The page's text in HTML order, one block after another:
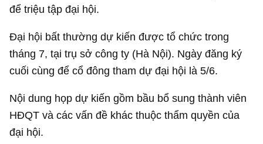
để triệu tập đại hội.
Đại hội bất thường dự kiến được tổ chức trong
tháng 7, tại trụ sở công ty (Hà Nội). Ngày đăng ký
cuối cùng để cổ đông tham dự đại hội là 5/6.
Nội dung họp dự kiến gồm bầu bổ sung thành viên
HĐQT và các vấn đề khác thuộc thẩm quyền của
đại hội.